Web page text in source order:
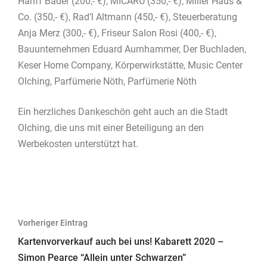
Co. (350,- €), Rad’l Altmann (450,- €), Steuerberatung
Anja Merz (300,- €), Friseur Salon Rosi (400,- €),
Bauunternehmen Eduard Aurnhammer, Der Buchladen,
Keser Home Company, Körperwirkstätte, Music Center
Olching, Parfümerie Nöth, Parfümerie Nöth
Ein herzliches Dankeschön geht auch an die Stadt
Olching, die uns mit einer Beteiligung an den
Werbekosten unterstützt hat.
Beitragsnavigation
Vorheriger Eintrag
Kartenvorverkauf auch bei uns! Kabarett 2020 –
Simon Pearce “Allein unter Schwarzen”